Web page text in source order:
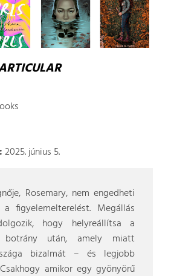
2025. június 5.
Rosemary, nem engedheti
figyelemelterelést. Megállás
hogy helyreállítsa a
után, amely miatt
bizalmát – és legjobb
amikor egy gyönyörű